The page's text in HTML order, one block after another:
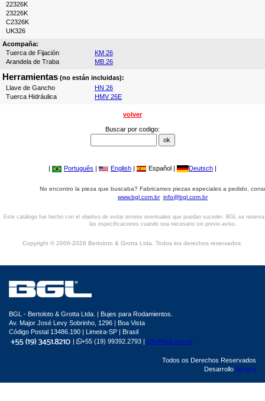
22326K
23226K
C2326K
UK326
Acompaña:
Tuerca de Fijación
KM 26
Arandela de Traba
MB 26
Herramientas (no están incluidas):
Llave de Gancho
HN 26
Tuerca Hidráulica
HMV 26E
volver
Buscar por codigo:
| Português | English | Español | Deutsch |
No encontro la pieza que buscaba? Fabricamos piezas especiales a pedido,
www.bgl.com.br info@bgl.com.br
Este catálogo fue hecho con el objetivo de evitar errores eventuales que puedan suceder. BGL se
las especificaciones cuando sea necesario sin previo aviso.
Copyright © 2006-2026 Bertoloto & Grotta Ltda. Todos los derechos reservados.
BGL - Bertoloto & Grotta Ltda. | Bujes para Rodamientos.
Av. Major José Levy Sobrinho, 1296 | Boa Vista
Código Postal 13486.190 | Limeira-SP | Brasil
|
+55 (19) 99392.2793 | info@bgl.com.br
Todos os Derechos Reservados
Desarrollo Sphera